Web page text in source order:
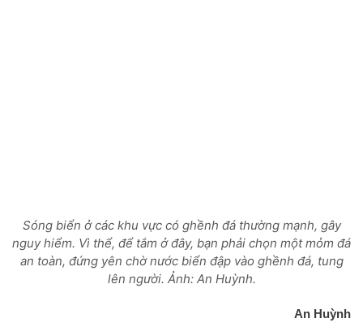
Sóng biển ở các khu vực có ghềnh đá thường mạnh, gây
nguy hiểm. Vì thể, để tắm ở đây, bạn phải chọn một mỏm đá
an toàn, đứng yên chờ nước biển đập vào ghềnh đá, tung
lên người. Ảnh: An Huỳnh.
An Huỳnh